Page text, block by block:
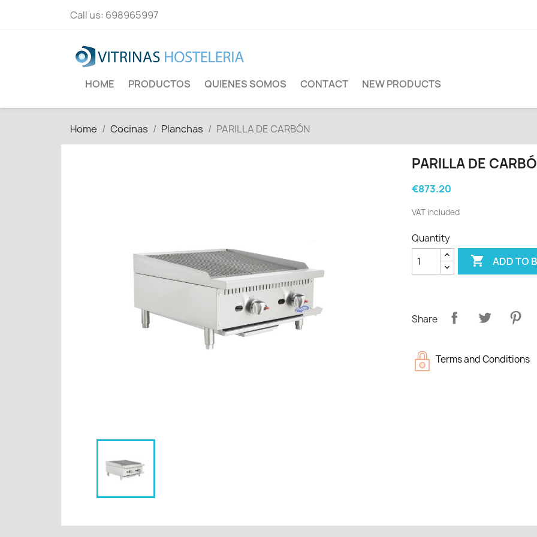
Call us: 698965997
HOME PRODUCTOS QUIENES SOMOS CONTACT NEW PRODUCTS
Home Cocinas Planchas PARILLA DE CARBÓN
PARILLA DE
€873.20
VAT included
Quantity
 ADD TO
Share
Terms and Conditions